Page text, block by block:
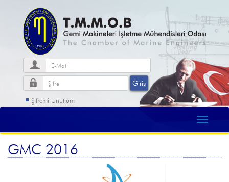
Şifremi Unuttum
GMC 2016